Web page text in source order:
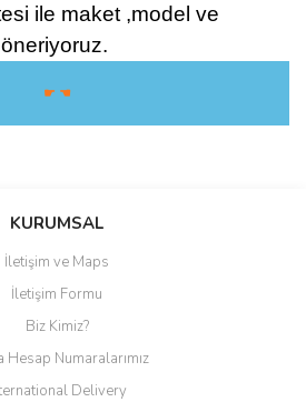
ile maket ,model ve
☛ ☚
ilk yorumu siz yapın!
Yorum Yaz
KURUMSAL
İletişim ve Maps
İletişim Formu
Biz Kimiz?
Hesap Numaralarımız
Delivery